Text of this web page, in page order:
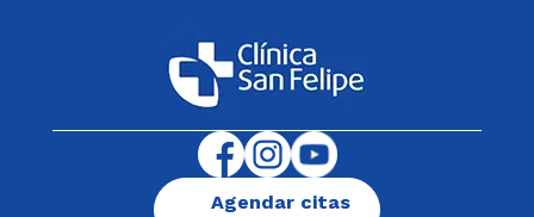
Agendar citas